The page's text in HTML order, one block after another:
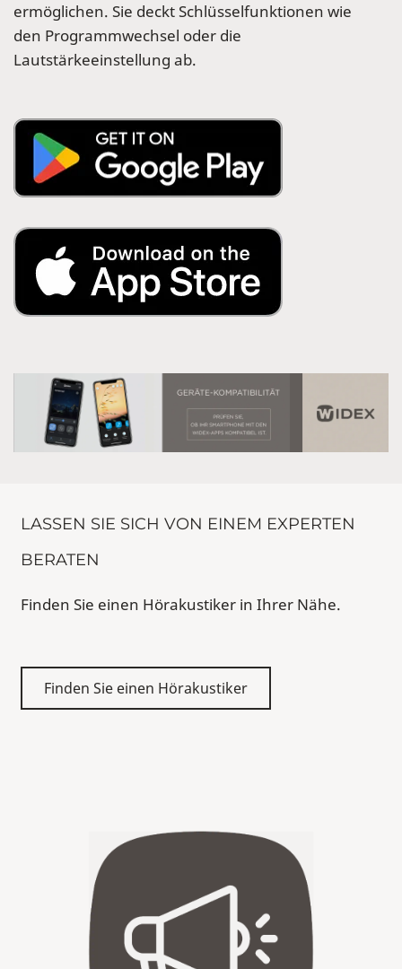
ermöglichen. Sie deckt Schlüsselfunktionen wie
den Programmwechsel oder die
Lautstärkeeinstellung ab.
LASSEN SIE SICH VON EINEM EXPERTEN
BERATEN
Finden Sie einen Hörakustiker in Ihrer Nähe.
Finden Sie einen Hörakustiker